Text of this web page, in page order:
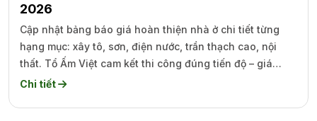
2026
Cập nhật bảng báo giá hoàn thiện nhà ở chi tiết từng
hạng mục: xây tô, sơn, điện nước, trần thạch cao, nội
thất. Tổ Ấm Việt cam kết thi công đúng tiến độ – giá
minh bạch – bảo hành lâu dài.
Chi tiết